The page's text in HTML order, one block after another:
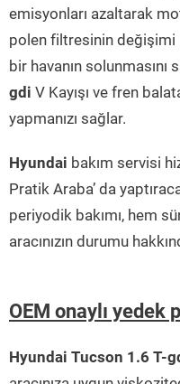
emisyonları azaltarak
polen filtresinin değişimi
bir havanın solunmasını
gdi V Kayışı ve fren
yapmanızı sağlar.
Hyundai bakım servisi
Pratik Araba’ da
periyodik bakımı, hem
aracınızın durumu
OEM onaylı yedek
Hyundai Tucson 1.6 T-